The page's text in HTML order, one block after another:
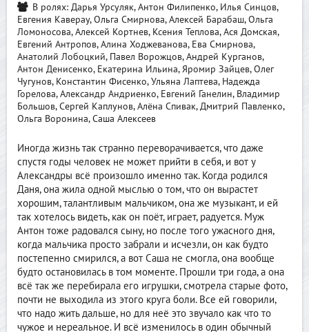
В ролях: Дарья Урсуляк, Антон Филипенко, Илья Синцов,
Евгения Каверау, Ольга Смирнова, Алексей Барабаш, Ольга
Ломоносова, Алексей Кортнев, Ксения Теплова, Ася Домская,
Евгений Антропов, Алина Ходжеванова, Ева Смирнова,
Анатолий Лобоцкий, Павел Ворожцов, Андрей Курганов,
Антон Денисенко, Екатерина Ильина, Яромир Зайцев, Олег
Чугунов, Константин Фисенко, Ульяна Лаптева, Надежда
Горелова, Александр Андриенко, Евгений Ганелин, Владимир
Большов, Сергей Каплунов, Алёна Спивак, Дмитрий Павленко,
Ольга Воронина, Саша Алексеев
Иногда жизнь так странно переворачивается, что даже
спустя годы человек не может прийти в себя, и вот у
Александры всё произошло именно так. Когда родился
Даня, она жила одной мыслью о том, что он вырастет
хорошим, талантливым мальчиком, она же музыкант, и ей
так хотелось видеть, как он поёт, играет, радуется. Муж
Антон тоже радовался сыну, но после того ужасного дня,
когда мальчика просто забрали и исчезли, он как будто
постепенно смирился, а вот Саша не смогла, она вообще
будто остановилась в том моменте. Прошли три года, а она
всё так же перебирала его игрушки, смотрела старые фото,
почти не выходила из этого круга боли. Все ей говорили,
что надо жить дальше, но для неё это звучало как что то
чужое и нереальное. И всё изменилось в один обычный